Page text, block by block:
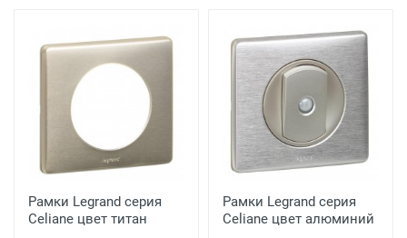
Рамки Legrand серия
Celiane цвет титан
Рамки Legrand серия
Celiane цвет алюминий